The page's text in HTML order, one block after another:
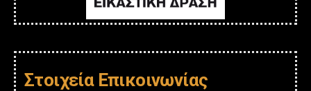
Στοιχεία Επικοινωνίας